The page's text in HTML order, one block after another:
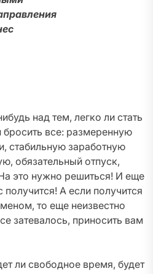
над тем, легко ли стать
все: размеренную
стабильную заработную
обязательный отпуск,
это нужно решиться! И еще
получится! А если получится
то еще неизвестно
затевалось, приносить вам
ли свободное время, будет